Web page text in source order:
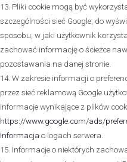
13. Pliki cookie mogą być
szczególności sieć Google, do
sposobu, w jaki użytkownik
zachować informację o ścieżce
pozostawania na danej stronie.
14. W zakresie informacji o
przez sieć reklamową Google
informacje wynikające z plików
https://www.google.com/ads/
Informacja o logach serwera.
15. Informacje o niektórych